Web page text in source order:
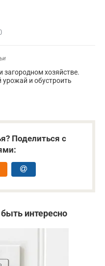
загородном хозяйстве.
и обустроить
Поделиться с
интересно